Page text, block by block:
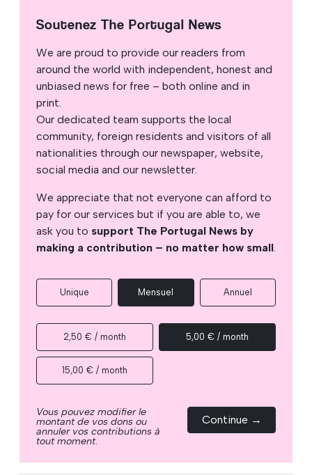
Soutenez The Portugal News
We are proud to provide our readers from
around the world with independent, honest and
unbiased news for free – both online and in
print.
Our dedicated team supports the local
community, foreign residents and visitors of all
nationalities through our newspaper, website,
social media and our newsletter.
We appreciate that not everyone can afford to
pay for our services but if you are able to, we
ask you to support The Portugal News by
making a contribution – no matter how small.
Unique Mensuel Annuel
2,50 € / month 5,00 € / month
15,00 € / month
Vous pouvez modifier le
montant de vos dons ou
annuler vos contributions à
tout moment.
Continue →